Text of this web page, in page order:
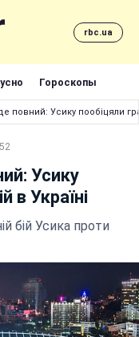
rbc.ua
Гороскопы
повний: Усику пообіцяли
Усику
в Україні
бій Усика проти